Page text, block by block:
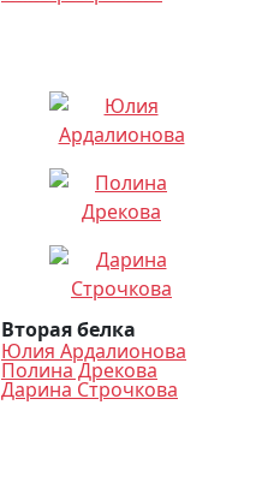
Вторая белка
Юлия Ардалионова
Полина Дрекова
Дарина Строчкова